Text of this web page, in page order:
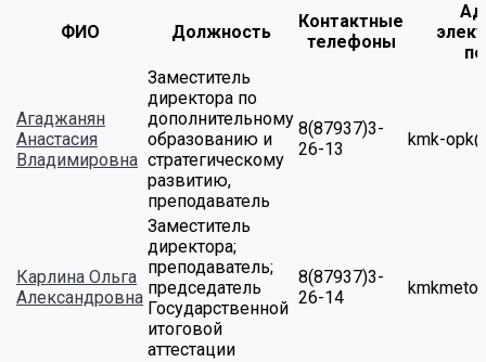
ФИО Должность
Контактные
телефоны
Агаджанян
Анастасия
Владимировна
Заместитель
директора по
дополнительному
образованию и
стратегическому
развитию,
преподаватель
8(87937)3-
26-13
kmk-
Карлина Ольга
Александровна
Заместитель
директора;
преподаватель;
председатель
Государственной
итоговой
аттестации
8(87937)3-
26-14